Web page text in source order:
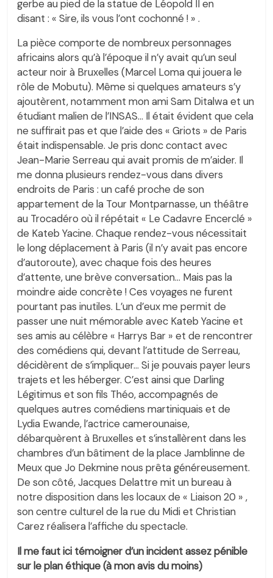
gerbe au pied de la statue de Léopold II en
disant : « Sire, ils vous l’ont cochonné ! » .
La pièce comporte de nombreux personnages
africains alors qu’à l’époque il n’y avait qu’un seul
acteur noir à Bruxelles (Marcel Loma qui jouera le
rôle de Mobutu). Même si quelques amateurs s’y
ajoutèrent, notamment mon ami Sam Ditalwa et un
étudiant malien de l’INSAS… Il était évident que cela
ne suffirait pas et que l’aide des « Griots » de Paris
était indispensable. Je pris donc contact avec
Jean-Marie Serreau qui avait promis de m’aider. Il
me donna plusieurs rendez-vous dans divers
endroits de Paris : un café proche de son
appartement de la Tour Montparnasse, un théâtre
au Trocadéro où il répétait « Le Cadavre Encerclé »
de Kateb Yacine. Chaque rendez-vous nécessitait
le long déplacement à Paris (il n’y avait pas encore
d’autoroute), avec chaque fois des heures
d’attente, une brève conversation… Mais pas la
moindre aide concrète ! Ces voyages ne furent
pourtant pas inutiles. L’un d’eux me permit de
passer une nuit mémorable avec Kateb Yacine et
ses amis au célèbre « Harrys Bar » et de rencontrer
des comédiens qui, devant l’attitude de Serreau,
décidèrent de s’impliquer… Si je pouvais payer leurs
trajets et les héberger. C’est ainsi que Darling
Légitimus et son fils Théo, accompagnés de
quelques autres comédiens martiniquais et de
Lydia Ewande, l’actrice camerounaise,
débarquèrent à Bruxelles et s’installèrent dans les
chambres d’un bâtiment de la place Jamblinne de
Meux que Jo Dekmine nous prêta généreusement.
De son côté, Jacques Delattre mit un bureau à
notre disposition dans les locaux de « Liaison 20 » ,
son centre culturel de la rue du Midi et Christian
Carez réalisera l’affiche du spectacle.
Il me faut ici témoigner d’un incident assez pénible
sur le plan éthique (à mon avis du moins)